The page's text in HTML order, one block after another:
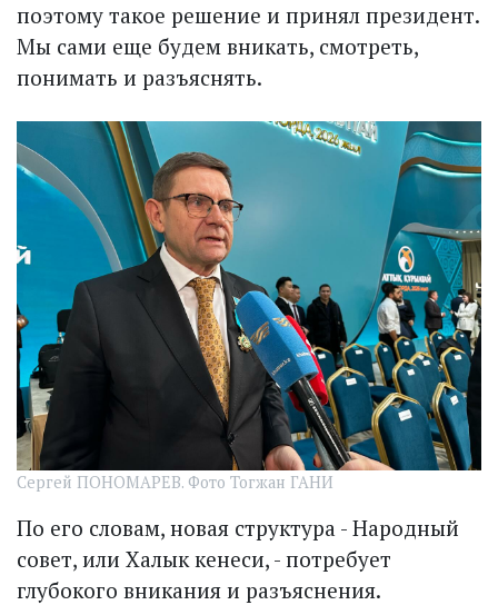
поэтому такое решение и принял президент.
Мы сами еще будем вникать, смотреть,
понимать и разъяснять.
Сергей ПОНОМАРЕВ. Фото Тогжан ГАНИ
По его словам, новая структура - Народный
совет, или Халык кенеси, - потребует
глубокого вникания и разъяснения.